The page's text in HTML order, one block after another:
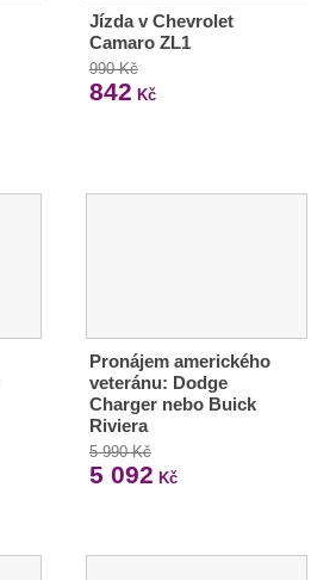
Jízda v Chevrolet
Camaro ZL1
990 Kč
842 Kč
Pronájem amerického
veteránu: Dodge
Charger nebo Buick
Riviera
5 990 Kč
5 092 Kč